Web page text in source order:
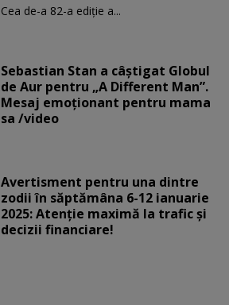
Cea de-a 82-a ediție a...
Sebastian Stan a câștigat Globul
de Aur pentru „A Different Man”.
Mesaj emoționant pentru mama
sa /video
Avertisment pentru una dintre
zodii în săptămâna 6-12 ianuarie
2025: Atenție maximă la trafic și
decizii financiare!